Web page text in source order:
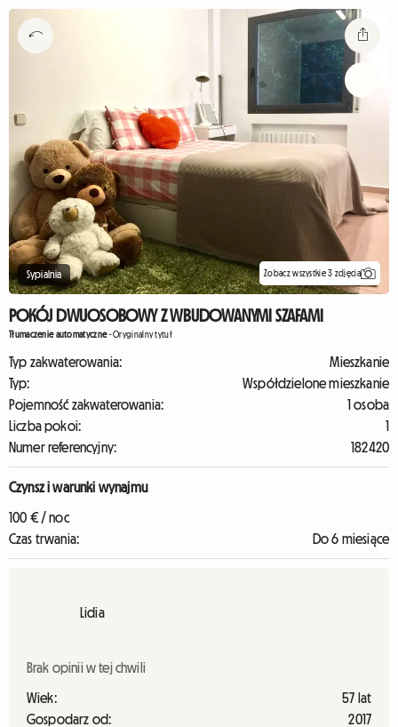
Sypialnia Zobacz wszystkie 3 zdjęcia
POKÓJ DWUOSOBOWY Z WBUDOWANYMI SZAFAMI
Tłumaczenie automatyczne-Oryginalny tytuł
Typ zakwaterowania:
Mieszkanie
Typ:
Współdzielone mieszkanie
Pojemność zakwaterowania:
1 osoba
Liczba pokoi:
1
Numer referencyjny:
182420
Czynsz i warunki wynajmu
100 € / noc
Czas trwania:
Do 6 miesiące
Lidia
Brak opinii w tej chwili
Wiek:
57 lat
Gospodarz od:
2017